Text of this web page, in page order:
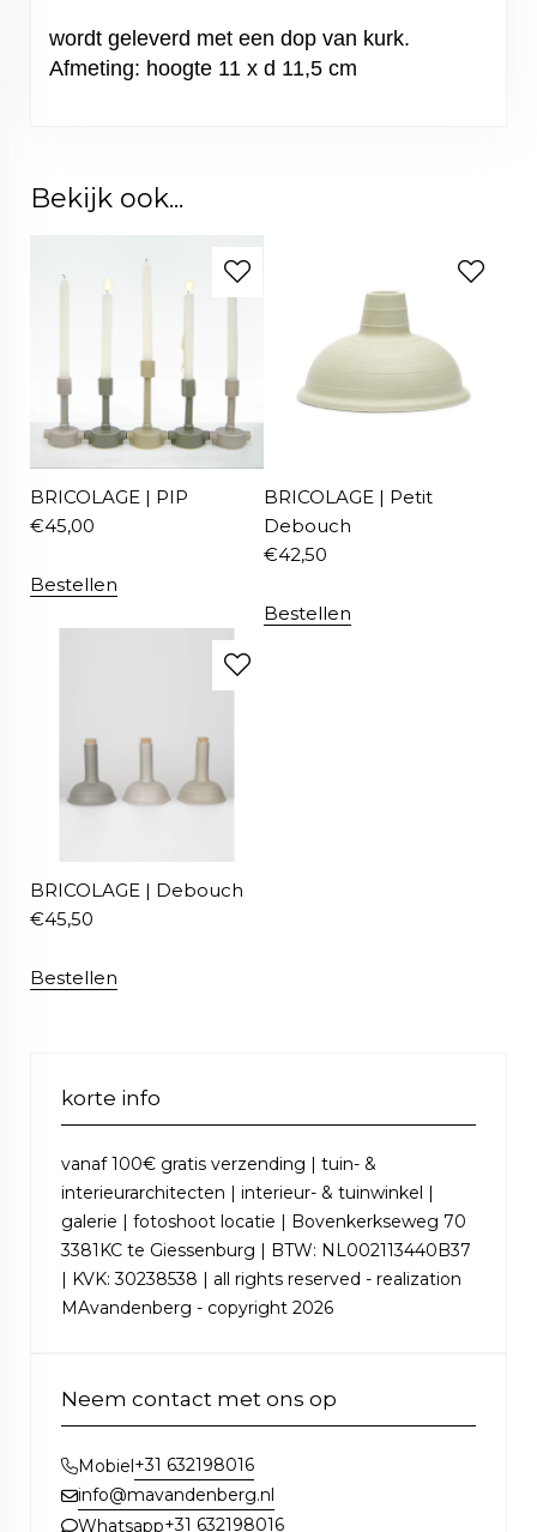
wordt geleverd met een dop van kurk.
Afmeting: hoogte 11 x d 11,5 cm
Bekijk ook...
BRICOLAGE | PIP
€45,00
Bestellen
BRICOLAGE | Petit
Debouch
€42,50
Bestellen
BRICOLAGE | Debouch
€45,50
Bestellen
korte info
vanaf 100€ gratis verzending | tuin- &
interieurarchitecten | interieur- & tuinwinkel |
galerie | fotoshoot locatie | Bovenkerkseweg 70
3381KC te Giessenburg | BTW: NL002113440B37
| KVK: 30238538 | all rights reserved - realization
MAvandenberg - copyright 2026
Neem contact met ons op
Mobiel+31 632198016
info@mavandenberg.nl
Whatsapp+31 632198016